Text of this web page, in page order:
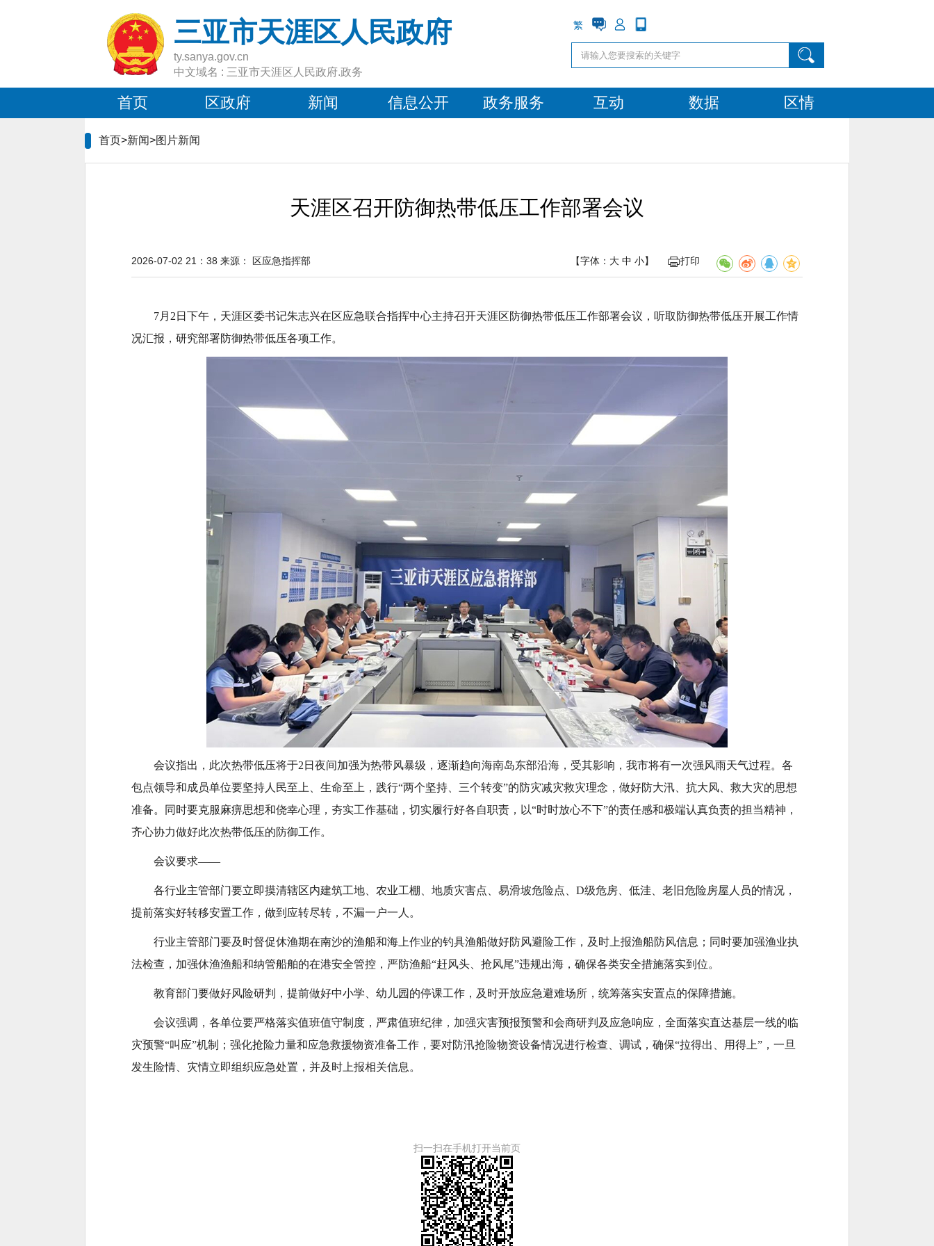
三亚市天涯区人民政府
ty.sanya.gov.cn
中文域名 : 三亚市天涯区人民政府.政务
繁
首页 区政府 新闻 信息公开 政务服务 互动 数据 区情
首页>新闻>图片新闻
天涯区召开防御热带低压工作部署会议
【字体： 大 中 小】 打印
2026-07-02 21：38 来源： 区应急指挥部
7月2日下午，天涯区委书记朱志兴在区应急联合指挥中心主持召开天涯区防御热带低压工作部署会议，听取防御热带低压开展工作情
况汇报，研究部署防御热带低压各项工作。
会议指出，此次热带低压将于2日夜间加强为热带风暴级，逐渐趋向海南岛东部沿海，受其影响，我市将有一次强风雨天气过程。各
包点领导和成员单位要坚持人民至上、生命至上，践行“两个坚持、三个转变”的防灾减灾救灾理念，做好防大汛、抗大风、救大灾的思想
准备。同时要克服麻痹思想和侥幸心理，夯实工作基础，切实履行好各自职责，以“时时放心不下”的责任感和极端认真负责的担当精神，
齐心协力做好此次热带低压的防御工作。
会议要求——
各行业主管部门要立即摸清辖区内建筑工地、农业工棚、地质灾害点、易滑坡危险点、D级危房、低洼、老旧危险房屋人员的情况，
提前落实好转移安置工作，做到应转尽转，不漏一户一人。
行业主管部门要及时督促休渔期在南沙的渔船和海上作业的钓具渔船做好防风避险工作，及时上报渔船防风信息；同时要加强渔业执
法检查，加强休渔渔船和纳管船舶的在港安全管控，严防渔船“赶风头、抢风尾”违规出海，确保各类安全措施落实到位。
教育部门要做好风险研判，提前做好中小学、幼儿园的停课工作，及时开放应急避难场所，统筹落实安置点的保障措施。
会议强调，各单位要严格落实值班值守制度，严肃值班纪律，加强灾害预报预警和会商研判及应急响应，全面落实直达基层一线的临
灾预警“叫应”机制；强化抢险力量和应急救援物资准备工作，要对防汛抢险物资设备情况进行检查、调试，确保“拉得出、用得上”，一旦
发生险情、灾情立即组织应急处置，并及时上报相关信息。
扫一扫在手机打开当前页